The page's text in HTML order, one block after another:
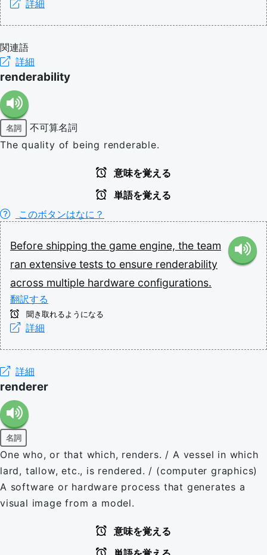
詳細
関連語
詳細
renderability
名詞
不可算名詞
The quality of being renderable.
意味を覚える
単語を覚える
このボタンはなに？
Before shipping the game engine, the team
ran extensive tests to ensure renderability
across multiple hardware configurations.
翻訳する
聞き取れるようになる
詳細
詳細
renderer
名詞
One who, or that which, renders. / A vessel in which
lard, tallow, etc., is rendered. / (computer graphics)
A software or hardware process that generates a
visual image from a model.
意味を覚える